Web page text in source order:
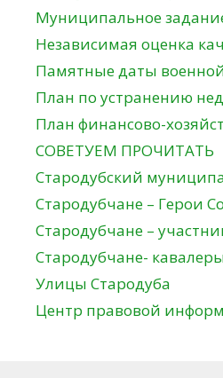
Муниципальное
Независимая оценка
Памятные даты
План по устранению
План финансово-
СОВЕТУЕМ ПРОЧИТАТЬ
Стародубский
Стародубчане – Герои
Стародубчане –
Стародубчане-
Улицы Стародуба
Центр правовой